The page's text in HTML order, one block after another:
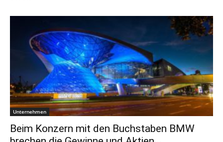
Unternehmen
Beim Konzern mit den Buchstaben BMW